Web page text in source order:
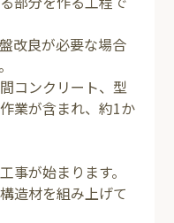
改良が必要な場合
コンクリート、型
業が含まれ、約1か
事が始まります。
造材を組み上げて